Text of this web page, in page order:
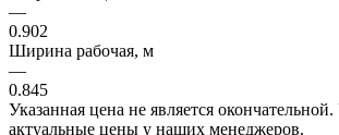
—
0.902
Ширина рабочая, м
—
0.845
Указанная цена не является
актуальные цены у наших менеджеров.